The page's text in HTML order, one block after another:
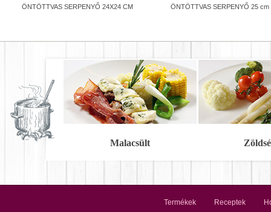
ÖNTÖTTVAS SERPENYŐ 24X24 CM ÖNTÖTTVAS SERPENYŐ 25 cm
Malacsült
Termékek Receptek